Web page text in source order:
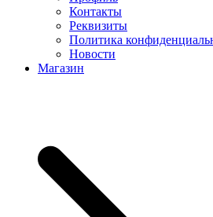
Контакты
Реквизиты
Политика
Новости
Магазин